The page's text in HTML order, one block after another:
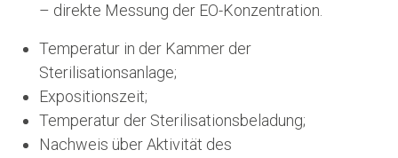
– direkte Messung der EO-Konzentration.
Temperatur in der Kammer der
Sterilisationsanlage;
Expositionszeit;
Temperatur der Sterilisationsbeladung;
Nachweis über Aktivität des